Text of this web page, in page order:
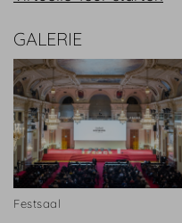
GALERIE
Festsaal